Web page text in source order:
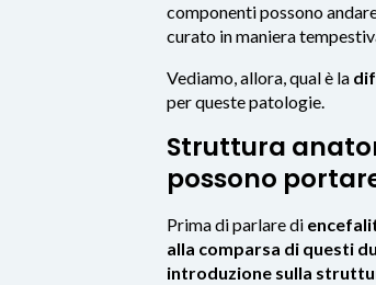
componenti possono
curato in maniera
Vediamo, allora, qual è la
per queste patologie.
Struttura
possono
Prima di parlare di
alla comparsa di questi
introduzione sulla